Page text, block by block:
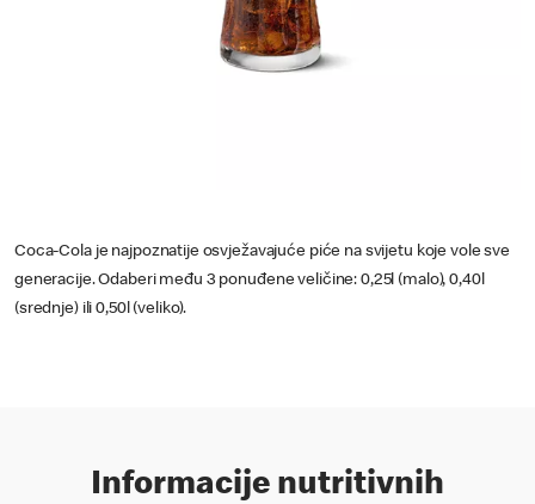
Coca-Cola je najpoznatije osvježavajuće piće na svijetu koje vole sve
generacije. Odaberi među 3 ponuđene veličine: 0,25l (malo), 0,40l
(srednje) ili 0,50l (veliko).
Informacije nutritivnih